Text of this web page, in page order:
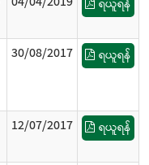
ရယူရန်
30/08/2017 ရယူရန်
12/07/2017 ရယူရန်